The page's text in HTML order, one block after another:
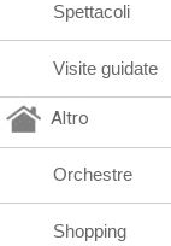
Spettacoli
Visite guidate
Altro
Orchestre
Shopping